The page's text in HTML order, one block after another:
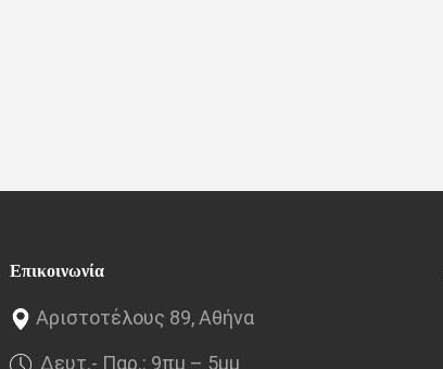
Επικοινωνία
Αριστοτέλους 89, Αθήνα
Δευτ.- Παρ.: 9πμ – 5μμ